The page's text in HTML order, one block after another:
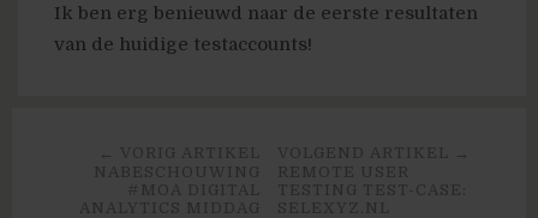
Ik ben erg benieuwd naar de eerste resultaten
van de huidige testaccounts!
VOLGEND ARTIKEL →
REMOTE USER
TESTING TEST-CASE:
SELEXYZ.NL
← VORIG ARTIKEL
NABESCHOUWING
#MOA DIGITAL
ANALYTICS MIDDAG